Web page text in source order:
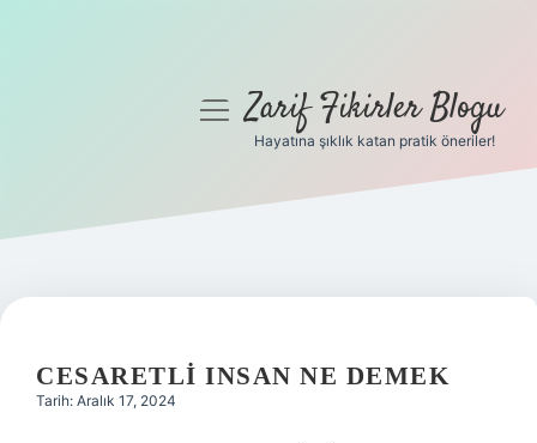
Gizlilik Politikası
Yasal Uyarı
menüyüZarif Fikirler Blogu
Hayatına şıklık katan pratik öneriler!
CESARETLI INSAN NE DEMEK
Tarih: Aralık 17, 2024